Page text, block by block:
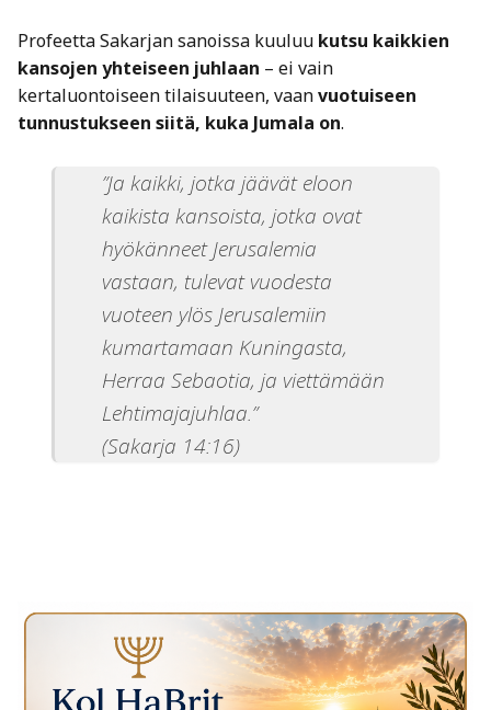
Profeetta Sakarjan sanoissa kuuluu kutsu kaikkien
kansojen yhteiseen juhlaan – ei vain
kertaluontoiseen tilaisuuteen, vaanvuotuiseen
tunnustukseen siitä, kuka Jumala on.
”Ja kaikki, jotka jäävät eloon
kaikista kansoista, jotka ovat
hyökänneet Jerusalemia
vastaan, tulevat vuodesta
vuoteen ylös Jerusalemiin
kumartamaan Kuningasta,
Herraa Sebaotia, ja viettämään
Lehtimajajuhlaa.”
(Sakarja 14:16)